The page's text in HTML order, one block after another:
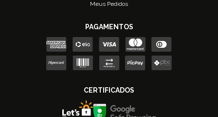
Meus Pedidos